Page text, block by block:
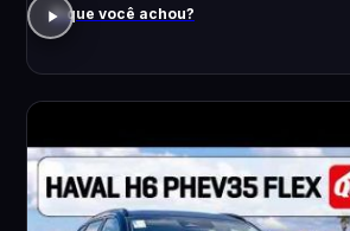
O que você achou?